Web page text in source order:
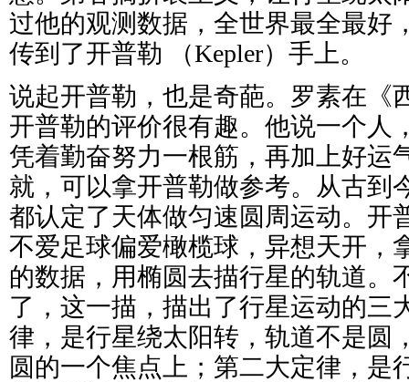
过他的观测数据，全世界最全最好
传到了开普勒 （Kepler）手上。
说起开普勒，也是奇葩。罗素在《
开普勒的评价很有趣。他说一个人
凭着勤奋努力一根筋，再加上好运
就，可以拿开普勒做参考。从古到
都认定了天体做匀速圆周运动。开
不爱足球偏爱橄榄球，异想天开，
的数据，用椭圆去描行星的轨道。
了，这一描，描出了行星运动的三
律，是行星绕太阳转，轨道不是圆
圆的一个焦点上；第二大定律，是